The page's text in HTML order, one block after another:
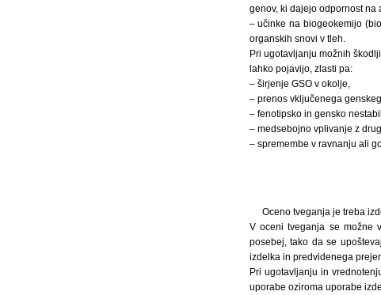
genov, ki dajejo odpornost
– učinke na biogeokemijo
organskih snovi v tleh.
Pri ugotavljanju možnih
lahko pojavijo, zlasti pa:
– širjenje GSO v okolje,
– prenos vključenega
– fenotipsko in gensko
– medsebojno vplivanje z
– spremembe v ravnanju ali
Oceno tveganja je treba
V oceni tveganja se možne
posebej, tako da se
izdelka in predvidenega
Pri ugotavljanju in
uporabe oziroma uporabe